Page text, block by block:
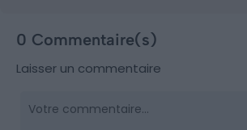
0 Commentaire(s)
Laisser un commentaire